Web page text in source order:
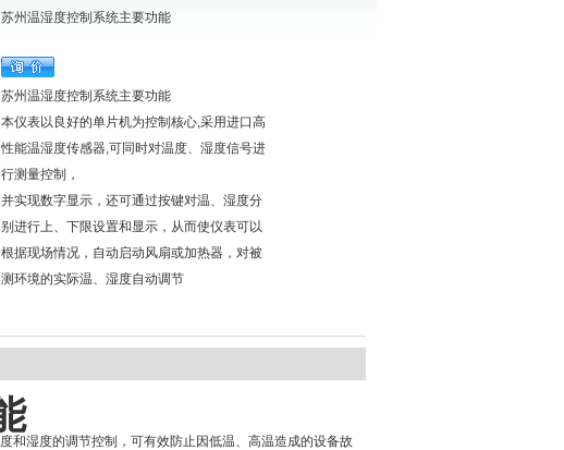
苏州温湿度控制系统主要功能
苏州温湿度控制系统主要功能
本仪表以良好的单片机为控制核心,采用进口高
性能温湿度传感器,可同时对温度、湿度信号进
行测量控制，
并实现数字显示，还可通过按键对温、湿度分
别进行上、下限设置和显示，从而使仪表可以
根据现场情况，自动启动风扇或加热器，对被
测环境的实际温、湿度自动调节
和湿度的调节控制，可有效防止因低温、高温造成的设备故